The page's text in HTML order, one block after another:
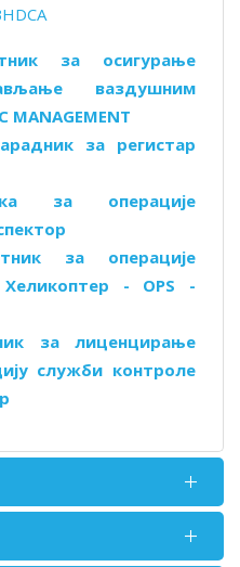
за осигурање
ваздушним
MANAGEMENT
за регистар
за операције
за операције
- OPS -
за лиценцирање
служби контроле